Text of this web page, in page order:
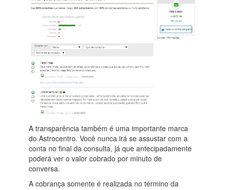
A transparência também é uma importante marca
do Astrocentro. Você nunca irá se assustar com a
conta no final da consulta, já que antecipadamente
poderá ver o valor cobrado por minuto de
conversa.
A cobrança somente é realizada no término da